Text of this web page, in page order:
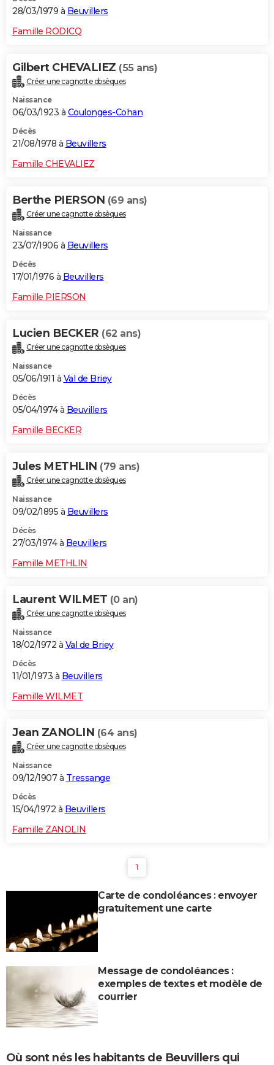
28/03/1979 à Beuvillers
Famille RODICQ
Gilbert CHEVALIEZ (55 ans)
Créer une cagnotte obsèques
Naissance
06/03/1923 à Coulonges-Cohan
Décès
21/08/1978 à Beuvillers
Famille CHEVALIEZ
Berthe PIERSON (69 ans)
Créer une cagnotte obsèques
Naissance
23/07/1906 à Beuvillers
Décès
17/01/1976 à Beuvillers
Famille PIERSON
Lucien BECKER (62 ans)
Créer une cagnotte obsèques
Naissance
05/06/1911 à Val de Briey
Décès
05/04/1974 à Beuvillers
Famille BECKER
Jules METHLIN (79 ans)
Créer une cagnotte obsèques
Naissance
09/02/1895 à Beuvillers
Décès
27/03/1974 à Beuvillers
Famille METHLIN
Laurent WILMET (0 an)
Créer une cagnotte obsèques
Naissance
18/02/1972 à Val de Briey
Décès
11/01/1973 à Beuvillers
Famille WILMET
Jean ZANOLIN (64 ans)
Créer une cagnotte obsèques
Naissance
09/12/1907 à Tressange
Décès
15/04/1972 à Beuvillers
Famille ZANOLIN
1
Carte de condoléances : envoyer
gratuitement une carte
Message de condoléances :
exemples de textes et modèle de
courrier
Où sont nés les habitants de Beuvillers qui